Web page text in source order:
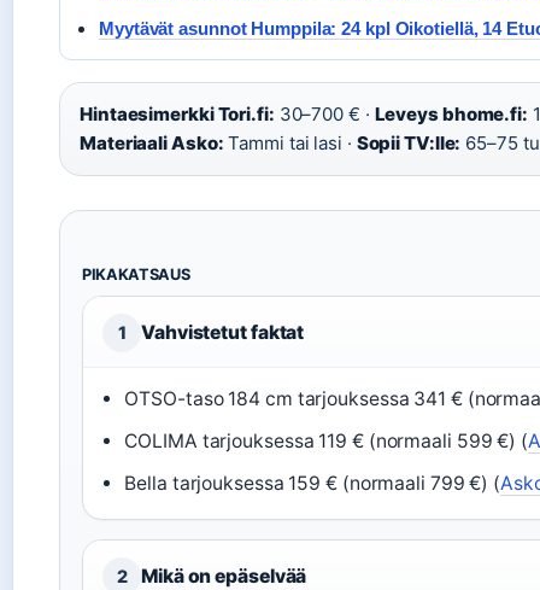
Myytävät asunnot Humppila: 24 kpl Oikotiellä, 14
Hintaesimerkki Tori.fi: 30–700 € · Leveys bhome.fi:
Materiaali Asko: Tammi tai lasi · Sopii TV:lle: 65–75
PIKAKATSAUS
1 Vahvistetut faktat
OTSO-taso 184 cm tarjouksessa 341 €
COLIMA tarjouksessa 119 € (normaali 599 €) (
Bella tarjouksessa 159 € (normaali 799 €) (
2 Mikä on epäselvää